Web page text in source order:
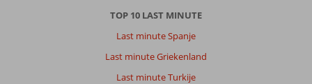
TOP 10 LAST MINUTE
Last minute Spanje
Last minute Griekenland
Last minute Turkije